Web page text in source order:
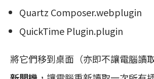
Quartz Composer.webplugin
QuickTime Plugin.plugin
將它們移到桌面（亦即不讓電腦讀